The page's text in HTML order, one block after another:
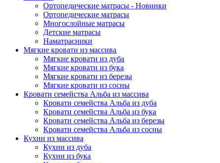
Ортопедические матрасы - Новинки
Ортопедические матрасы
Многослойные матрасы
Детские матрасы
Наматрасники
Мягкие кровати из массива
Мягкие кровати из дуба
Мягкие кровати из бука
Мягкие кровати из березы
Мягкие кровати из сосны
Кровати семейства Альба из массива
Кровати семейства Альба из дуба
Кровати семейства Альба из бука
Кровати семейства Альба из березы
Кровати семейства Альба из сосны
Кухни из массива
Кухни из дуба
Кухни из бука